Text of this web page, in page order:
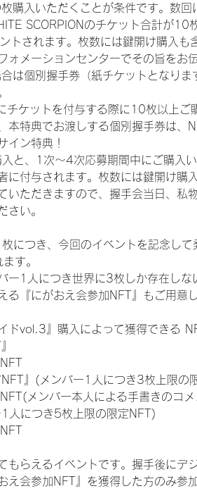
購入いただくことが条件です。数
SCORPIONのチケット合計が10
トされます。枚数には鍵開け購入も
ォメーションセンターでその旨をお
は個別握手券（紙チケットとなりま
チケットを付与する際に10枚以上
本特典でお渡しする個別握手券は、
イン特典！
と、1次〜4次応募期間中にご購入
に付与されます。枚数には鍵開け購
いただきますので、握手会当日、私
さい。
につき、今回のイベントを記念して
す。
ー1人につき世界に3枚しか存在し
る『にがおえ会参加NFT』もご用意
ドvol.3』購入によって獲得できる
』(メンバー1人につき3枚上限の
メンバー本人による手書きのコメ
人につき5枚上限の限定NFT)
もらえるイベントです。握手後に
え会参加NFT』を獲得した方のみ参